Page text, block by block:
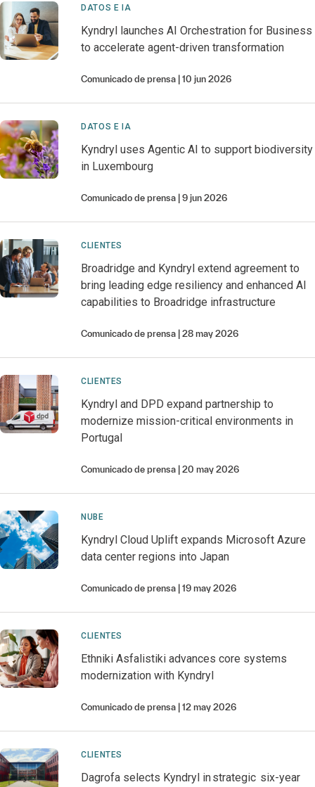
DATOS E IA
Kyndryl launches AI Orchestration for Business
to accelerate agent-driven transformation
Comunicado de prensa 10 jun 2026
DATOS E IA
Kyndryl uses Agentic AI to support biodiversity
in Luxembourg
Comunicado de prensa 9 jun 2026
CLIENTES
Broadridge and Kyndryl extend agreement to
bring leading edge resiliency and enhanced AI
capabilities to Broadridge infrastructure
Comunicado de prensa 28 may 2026
CLIENTES
Kyndryl and DPD expand partnership to
modernize mission-critical environments in
Portugal
Comunicado de prensa 20 may 2026
NUBE
Kyndryl Cloud Uplift expands Microsoft Azure
data center regions into Japan
Comunicado de prensa 19 may 2026
CLIENTES
Ethniki Asfalistiki advances core systems
modernization with Kyndryl
Comunicado de prensa 12 may 2026
CLIENTES
Dagrofa selects Kyndryl in strategic six-year